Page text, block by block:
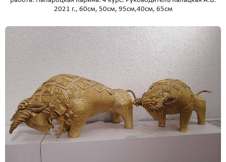
2021 г., 60см, 50см, 95см,40см, 65см